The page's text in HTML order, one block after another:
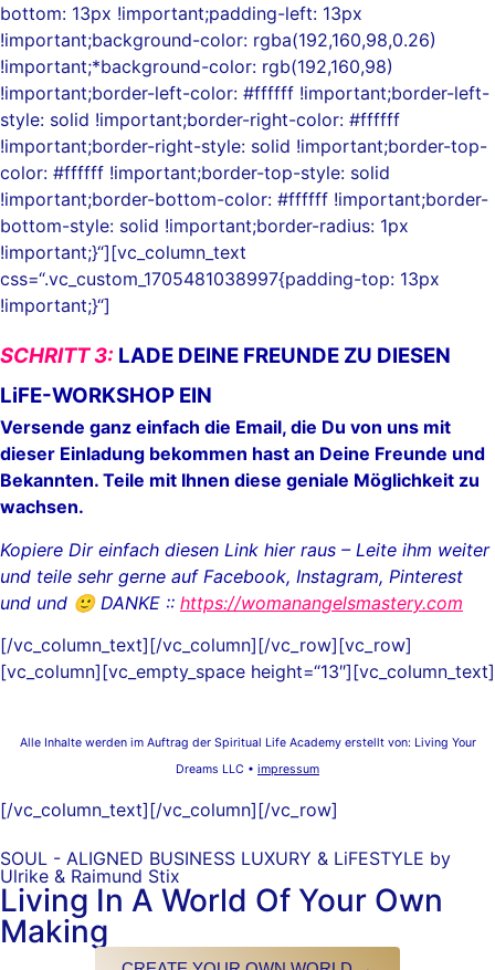
bottom: 13px !important;padding-left: 13px
!important;background-color: rgba(192,160,98,0.26)
!important;*background-color: rgb(192,160,98)
!important;border-left-color: #ffffff !important;border-left-
style: solid !important;border-right-color: #ffffff
!important;border-right-style: solid !important;border-top-
color: #ffffff !important;border-top-style: solid
!important;border-bottom-color: #ffffff !important;border-
bottom-style: solid !important;border-radius: 1px
!important;}“][vc_column_text
css=“.vc_custom_1705481038997{padding-top: 13px
!important;}“]
SCHRITT 3: LADE DEINE FREUNDE ZU DIESEN
LiFE-WORKSHOP EIN
Versende ganz einfach die Email, die Du von uns mit
dieser Einladung bekommen hast an Deine Freunde und
Bekannten. Teile mit Ihnen diese geniale Möglichkeit zu
wachsen.
Kopiere Dir einfach diesen Link hier raus – Leite ihm weiter
und teile sehr gerne auf Facebook, Instagram, Pinterest
und und 🙂 DANKE :: https://womanangelsmastery.com
[/vc_column_text][/vc_column][/vc_row][vc_row]
[vc_column][vc_empty_space height=“13″][vc_column_text]
Alle Inhalte werden im Auftrag der Spiritual Life Academy erstellt von: Living Your
Dreams LLC • impressum
[/vc_column_text][/vc_column][/vc_row]
SOUL - ALIGNED BUSINESS LUXURY & LiFESTYLE by
Ulrike & Raimund Stix
Living In A World Of Your Own
Making